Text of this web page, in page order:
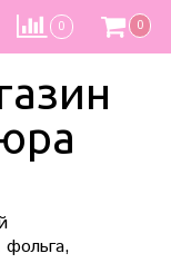
0 0
фольга,